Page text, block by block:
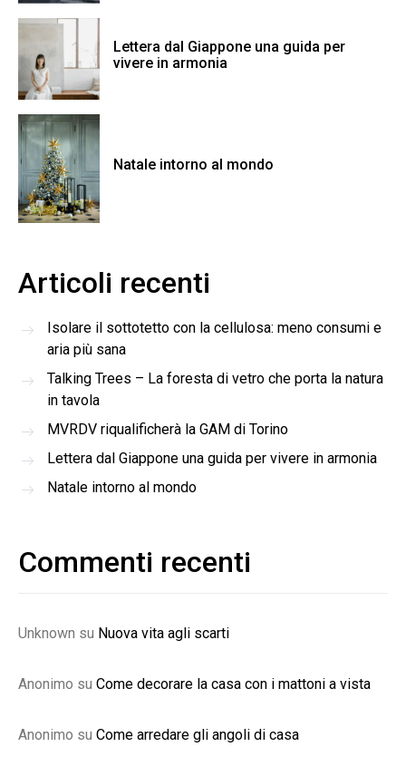
Lettera dal Giappone una guida per
vivere in armonia
Natale intorno al mondo
Articoli recenti
Isolare il sottotetto con la cellulosa: meno consumi e
aria più sana
Talking Trees – La foresta di vetro che porta la natura
in tavola
MVRDV riqualificherà la GAM di Torino
Lettera dal Giappone una guida per vivere in armonia
Natale intorno al mondo
Commenti recenti
Unknown su Nuova vita agli scarti
Anonimo su Come decorare la casa con i mattoni a vista
Anonimo su Come arredare gli angoli di casa